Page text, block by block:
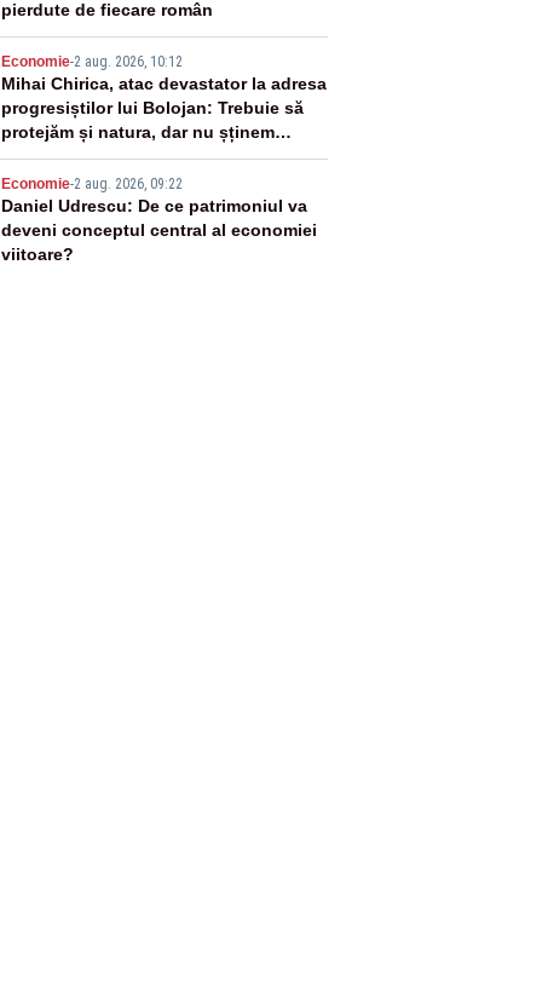
pierdute de fiecare român
Economie-2 aug. 2026, 10:12
Mihai Chirica, atac devastator la adresa
progresiștilor lui Bolojan: Trebuie să
protejăm și natura, dar nu șținem
omaneii în stare permanentă de alertă
Economie-2 aug. 2026, 09:22
Daniel Udrescu: De ce patrimoniul va
deveni conceptul central al economiei
viitoare?